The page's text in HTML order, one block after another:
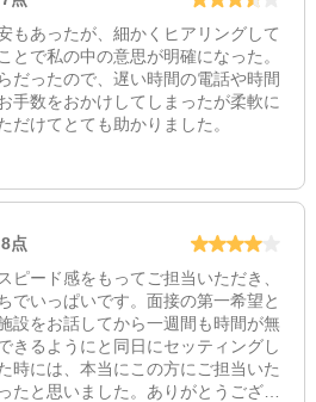
もあったが、細かくヒアリングして
とで私の中の意思が明確になった。
だったので、遅い時間の電話や時間
手数をおかけしてしまったが柔軟に
だけてとても助かりました。
点
ピード感をもってご担当いただき、
でいっぱいです。面接の第一希望と
設をお話してから一週間も時間が無
きるようにと同日にセッティングし
時には、本当にこの方にご担当いた
たと思いました。ありがとうござい